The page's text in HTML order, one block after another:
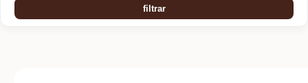
filtrar